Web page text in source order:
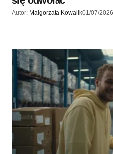
Autor: Malgorzata Kowalik01/07/2026